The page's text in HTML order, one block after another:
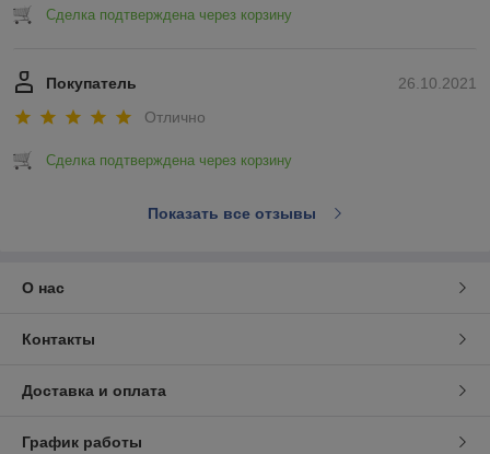
Сделка подтверждена через корзину
26.10.2021
Покупатель
Отлично
Сделка подтверждена через корзину
Показать все отзывы
О нас
Контакты
Доставка и оплата
График работы